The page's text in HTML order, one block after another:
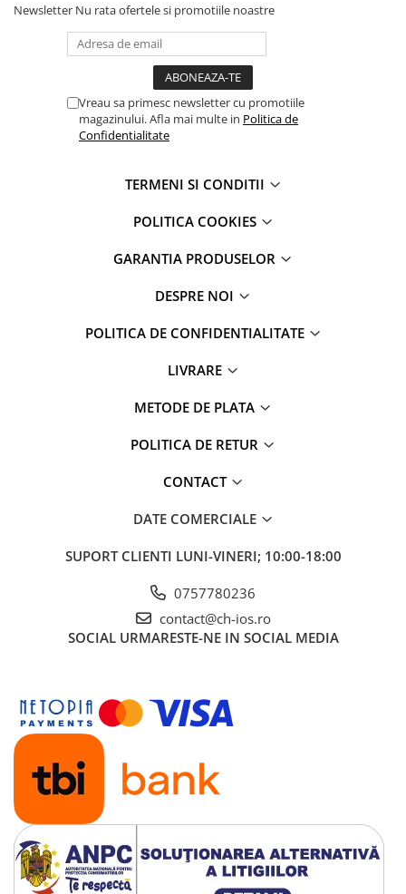
Apple Watch 3 (42mm)
Apple Watch 4 (40mm)
Apple Watch 4 (44mm)
Apple Watch 5 (44mm)
Apple Watch 6 (40mm)
Apple Watch 7 (41mm)
Apple Watch 8 (41mm)
Apple Watch 8 (45mm)
Apple Watch SE 3 (40mm)
Apple Watch SE 3 (44mm)
Display-uri și touchscreen iWatch
Baterii MacBook
Display-uri LCD MacBook
Newsletter Nu rata ofertele si promotiile noastre
Vreau sa primesc newsletter cu promotiile
magazinului. Afla mai multe in Politica de
Confidentialitate
TERMENI SI CONDITII
POLITICA COOKIES
GARANTIA PRODUSELOR
DESPRE NOI
POLITICA DE CONFIDENTIALITATE
LIVRARE
METODE DE PLATA
POLITICA DE RETUR
CONTACT
DATE COMERCIALE
SUPORT CLIENTI LUNI-VINERI; 10:00-18:00
0757780236
contact@ch-ios.ro
SOCIAL URMARESTE-NE IN SOCIAL MEDIA